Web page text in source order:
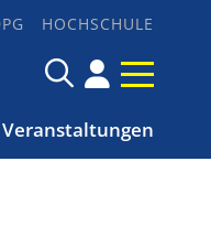
HOCHSCHULE
Veranstaltungen